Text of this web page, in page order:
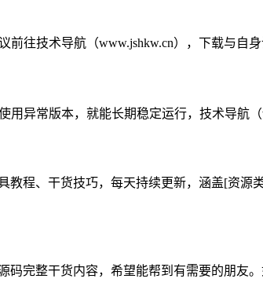
往技术导航（www.jshkw.cn），下载与自
异常版本，就能长期稳定运行，技术导航
教程、干货技巧，每天持续更新，涵盖[资
码完整干货内容，希望能帮到有需要的朋友